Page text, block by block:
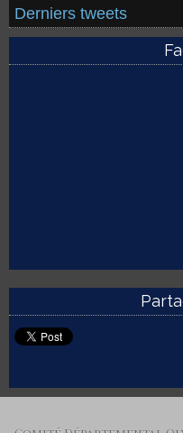
Derniers tweets